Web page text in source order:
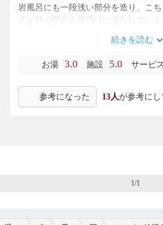
岩風呂にも一段浅い部分を造り、こ
すが枕の部分を腰掛けに使われていま
て、その回りに人が集まっていました
シャンプー.リンス,ボディソープ付き
会員証提示で200円相当の会員証を作
無料ロッカー有り、無料ドライヤー
レストランには、通常メニューの他に
ちらし定食は、上手い作りになって
続きを読む
お湯 3.0 施設 5.0 サービス
参考になった 13人が参考に
1/1